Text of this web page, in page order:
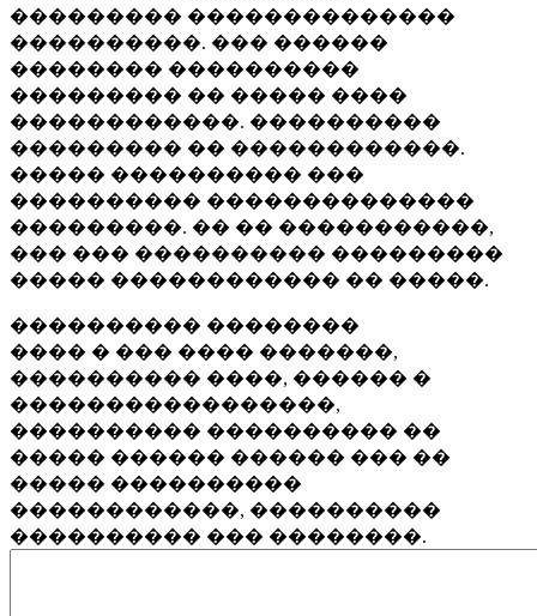
��������� ��������������
����������. ��� ������
�������� ����������
��������� �� ����� ����
������������. ����������
��������� �� ������������.
����� ���������� ���
���������� ��������������
���������. �� �� �����������,
��� ��� ���������� ���������
����� ������������ �� �����.
���������� ��������
���� � ��� ���� �������,
���������� ����, ������ �
�����������������,
���������� ���������� ��
����� ������ ������ ��� ��
����� ����������
������������, ����������
���������� ��� ��������.